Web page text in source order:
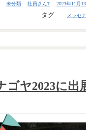
未分類 社員さんT 2023年11月
タグ メッセ
ゴヤ2023に出